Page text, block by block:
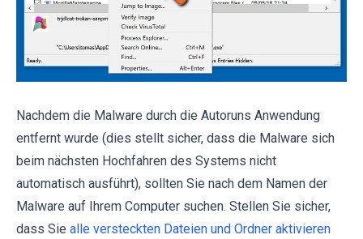
Nachdem die Malware durch die Autoruns Anwendung
entfernt wurde (dies stellt sicher, dass die Malware sich
beim nächsten Hochfahren des Systems nicht
automatisch ausführt), sollten Sie nach dem Namen der
Malware auf Ihrem Computer suchen. Stellen Sie sicher,
dass Sie alle versteckten Dateien und Ordner aktivieren